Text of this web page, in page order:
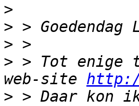
>
>
>
> > Tot enige
web-site
> > Daar kon